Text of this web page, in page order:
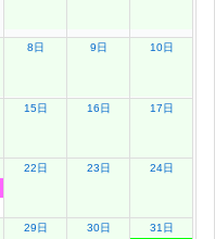
8日 9日 10日
15日 16日 17日
22日 23日 24日
29日 30日
31日